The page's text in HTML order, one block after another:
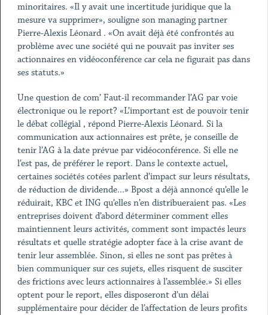
minoritaires. «Il y avait une incertitude juridique que la
mesure va supprimer», souligne son managing partner
Pierre-Alexis Léonard . «On avait déjà été confrontés au
problème avec une société qui ne pouvait pas inviter ses
actionnaires en vidéoconférence car cela ne figurait pas dans
ses statuts.»
Une question de com’ Faut-il recommander l’AG par voie
électronique ou le report? «L’important est de pouvoir tenir
le débat collégial , répond Pierre-Alexis Léonard. Si la
communication aux actionnaires est prête, je conseille de
tenir l’AG à la date prévue par vidéoconférence. Si elle ne
l’est pas, de préférer le report. Dans le contexte actuel,
certaines sociétés cotées parlent d’impact sur leurs résultats,
de réduction de dividende...» Bpost a déjà annoncé qu’elle le
réduirait, KBC et ING qu’elles n’en distribueraient pas. «Les
entreprises doivent d’abord déterminer comment elles
maintiennent leurs activités, comment sont impactés leurs
résultats et quelle stratégie adopter face à la crise avant de
tenir leur assemblée. Sinon, si elles ne sont pas prêtes à
bien communiquer sur ces sujets, elles risquent de susciter
des frictions avec leurs actionnaires à l’assemblée.» Si elles
optent pour le report, elles disposeront d’un délai
supplémentaire pour décider de l’affectation de leurs profits